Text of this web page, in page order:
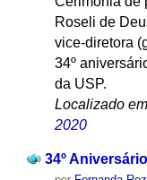
Roseli de
vice-diretora
34º
da USP.
Localizado em
2020
34º